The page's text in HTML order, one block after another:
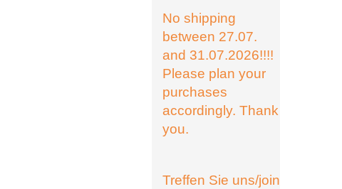
No shipping
between 27.07.
and 31.07.2026!!!!
Please plan your
purchases
accordingly. Thank
you.
Treffen Sie uns/join